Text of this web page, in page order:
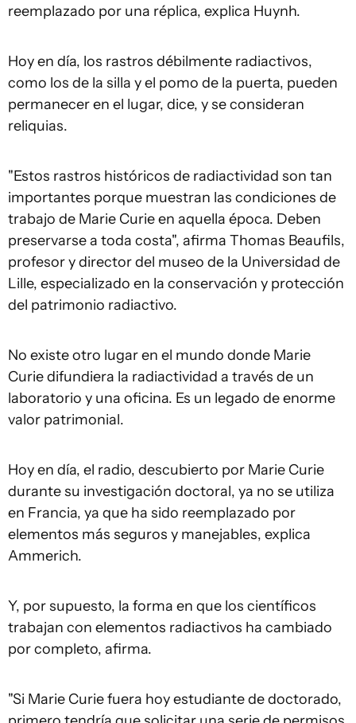
reemplazado por una réplica, explica Huynh.
Hoy en día, los rastros débilmente radiactivos,
como los de la silla y el pomo de la puerta, pueden
permanecer en el lugar, dice, y se consideran
reliquias.
"Estos rastros históricos de radiactividad son tan
importantes porque muestran las condiciones de
trabajo de Marie Curie en aquella época. Deben
preservarse a toda costa", afirma Thomas Beaufils,
profesor y director del museo de la Universidad de
Lille, especializado en la conservación y protección
del patrimonio radiactivo.
No existe otro lugar en el mundo donde Marie
Curie difundiera la radiactividad a través de un
laboratorio y una oficina. Es un legado de enorme
valor patrimonial.
Hoy en día, el radio, descubierto por Marie Curie
durante su investigación doctoral, ya no se utiliza
en Francia, ya que ha sido reemplazado por
elementos más seguros y manejables, explica
Ammerich.
Y, por supuesto, la forma en que los científicos
trabajan con elementos radiactivos ha cambiado
por completo, afirma.
"Si Marie Curie fuera hoy estudiante de doctorado,